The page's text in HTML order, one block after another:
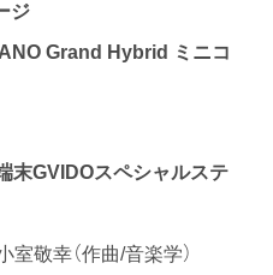
ジ
Grand Hybrid ミニコ
末GVIDOスペシャルステ
室敬幸（作曲/音楽学）